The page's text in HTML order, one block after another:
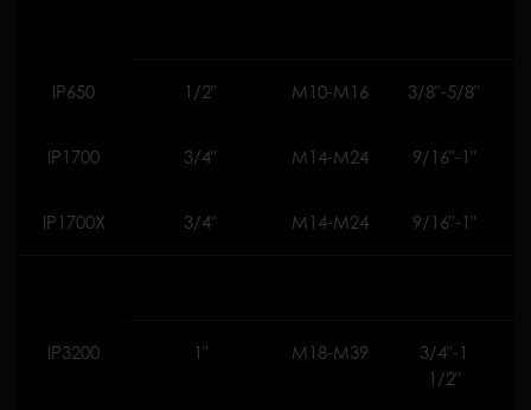
IP650 1/2" M10-M16 3/8"-5/8"
IP1700 3/4" M14-M24 9/16"-1"
IP1700X 3/4" M14-M24 9/16"-1"
IP3200 1" M18-M39
3/4"-1
1/2"